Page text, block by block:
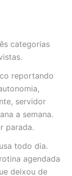
categorias
reportando
servidor
a semana.
parada.
todo dia.
agendada
deixou de